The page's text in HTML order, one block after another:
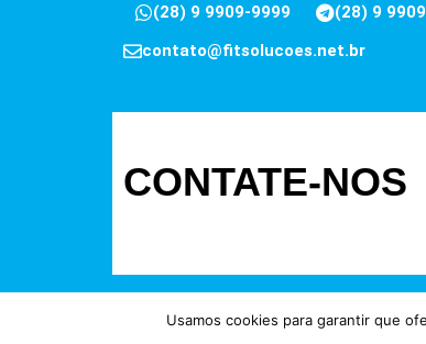
(28) 9 9909-9999 (28) 9
contato@fitsolucoes.net.br
CONTATE-NOS
Usamos cookies para garantir que